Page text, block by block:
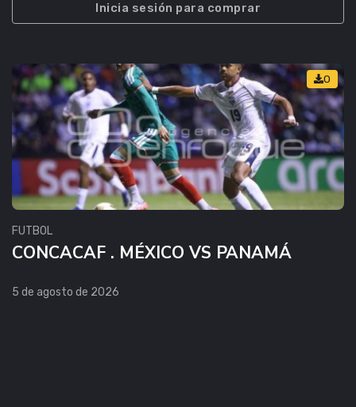
Inicia sesión para comprar
0
FUTBOL
CONCACAF . MÉXICO VS PANAMÁ
5 de agosto de 2026